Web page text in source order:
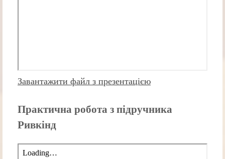
Завантажити файл з презентацією
Практична робота з підручника
Ривкінд